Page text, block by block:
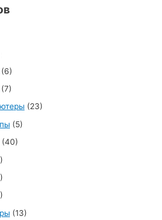
(6)
(7)
(23)
(5)
(40)
(13)